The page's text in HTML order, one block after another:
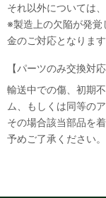
それ以外については
※製造上の欠陥が発覚
金のご対応となります
【パーツのみ交換対
輸送中での傷、初期
ム、もしくは同等の
その場合該当部品を
予めご了承ください。